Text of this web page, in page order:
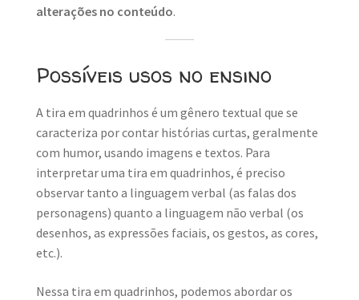
alterações no conteúdo.
Possíveis usos no ensino
A tira em quadrinhos é um gênero textual que se
caracteriza por contar histórias curtas, geralmente
com humor, usando imagens e textos. Para
interpretar uma tira em quadrinhos, é preciso
observar tanto a linguagem verbal (as falas dos
personagens) quanto a linguagem não verbal (os
desenhos, as expressões faciais, os gestos, as cores,
etc.).
Nessa tira em quadrinhos, podemos abordar os